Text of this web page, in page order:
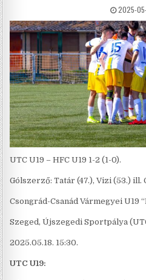
2025-
UTC U19 – HFC U19 1-2 (1-0).
Gólszerző: Tatár (47.), Vizi (53.) ill.
Csongrád-Csanád Vármegyei U19
Szeged, Újszegedi Sportpálya
2025.05.18. 15:30.
UTC U19: